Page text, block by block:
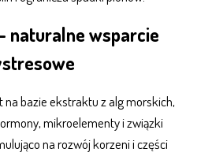
naturalne wsparcie
bazie ekstraktu z alg morskich,
mikroelementy i związki
na rozwój korzeni i części